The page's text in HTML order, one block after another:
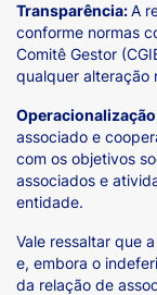
Transparência:A
conforme normas
Comitê Gestor
qualquer alteração
associado e
com os objetivos
associados e
entidade.
Vale ressaltar que
e, embora o
da relação de